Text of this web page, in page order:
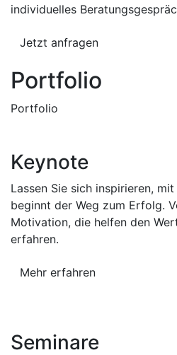
individuelles
Jetzt anfragen
Portfolio
Portfolio
Keynote
Lassen Sie sich inspirieren,
beginnt der Weg zum Erfolg.
Motivation, die helfen den
erfahren.
Mehr erfahren
Seminare